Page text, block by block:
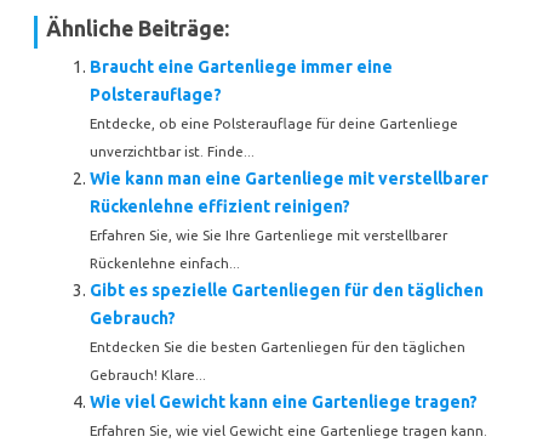
Ähnliche Beiträge:
Braucht eine Gartenliege immer eine
Polsterauflage?
Entdecke, ob eine Polsterauflage für deine Gartenliege
unverzichtbar ist. Finde...
Wie kann man eine Gartenliege mit verstellbarer
Rückenlehne effizient reinigen?
Erfahren Sie, wie Sie Ihre Gartenliege mit verstellbarer
Rückenlehne einfach...
Gibt es spezielle Gartenliegen für den täglichen
Gebrauch?
Entdecken Sie die besten Gartenliegen für den täglichen
Gebrauch! Klare...
Wie viel Gewicht kann eine Gartenliege tragen?
Erfahren Sie, wie viel Gewicht eine Gartenliege tragen kann.